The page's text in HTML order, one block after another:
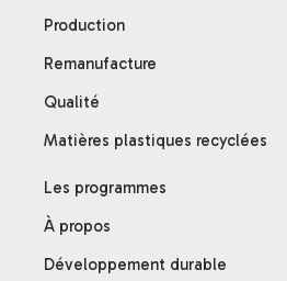
Production
Remanufacture
Qualité
Matières plastiques recyclées
Les programmes
À propos
Développement durable